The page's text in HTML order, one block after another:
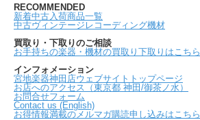
RECOMMENDED
新着中古入荷商品一覧
中古ヴィンテージレコーディング機材
買取り・下取りのご相談
お手持ちの楽器・機材の買取り下取りはこちら
インフォメーション
宮地楽器神田店ウェブサイトトップページ
お店へのアクセス（東京都 神田/御茶ノ水）
お問合せフォーム
Contact us (English)
お得情報満載のメルマガ購読申し込みはこちら